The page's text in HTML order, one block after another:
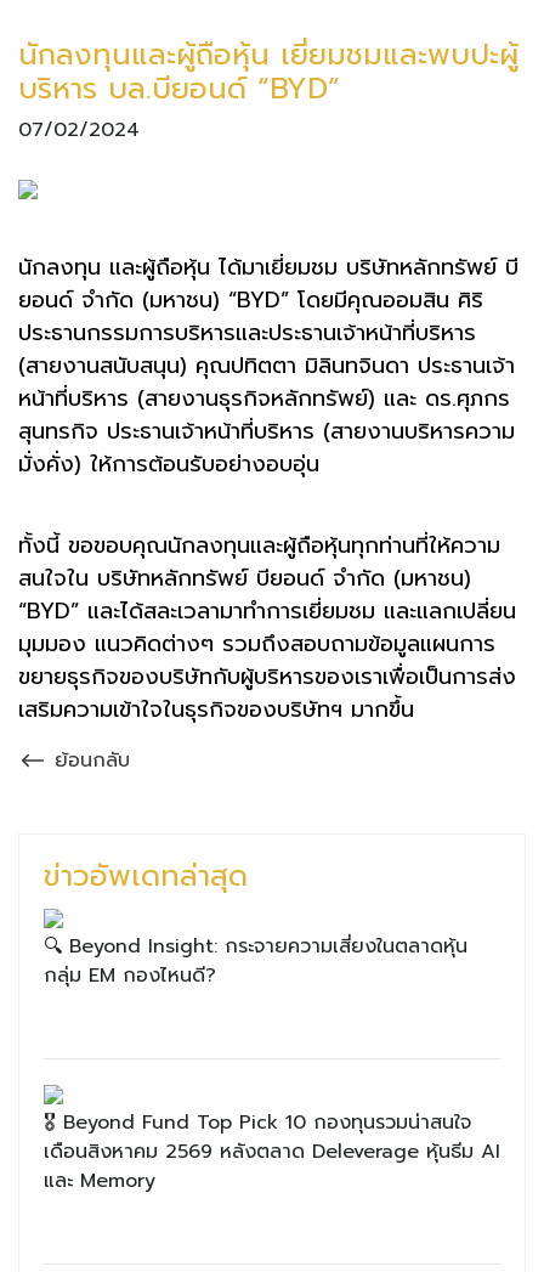
นักลงทุนและผู้ถือหุ้น เยี่ยมชมและพบปะผู้
บริหาร บล.บียอนด์ “BYD”
07/02/2024
นักลงทุน และผู้ถือหุ้น ได้มาเยี่ยมชม บริษัทหลักทรัพย์ บี
ยอนด์ จำกัด (มหาชน) “BYD” โดยมีคุณออมสิน ศิริ
ประธานกรรมการบริหารและประธานเจ้าหน้าที่บริหาร
(สายงานสนับสนุน) คุณปทิตตา มิลินทจินดา ประธานเจ้า
หน้าที่บริหาร (สายงานธุรกิจหลักทรัพย์) และ ดร.ศุภกร
สุนทรกิจ ประธานเจ้าหน้าที่บริหาร (สายงานบริหารความ
มั่งคั่ง) ให้การต้อนรับอย่างอบอุ่น
ทั้งนี้ ขอขอบคุณนักลงทุนและผู้ถือหุ้นทุกท่านที่ให้ความ
สนใจใน บริษัทหลักทรัพย์ บียอนด์ จำกัด (มหาชน)
“BYD” และได้สละเวลามาทำการเยี่ยมชม และแลกเปลี่ยน
มุมมอง แนวคิดต่างๆ รวมถึงสอบถามข้อมูลแผนการ
ขยายธุรกิจของบริษัทกับผู้บริหารของเราเพื่อเป็นการส่ง
เสริมความเข้าใจในธุรกิจของบริษัทฯ มากขึ้น
ย้อนกลับ
ข่าวอัพเดทล่าสุด
🔍 Beyond Insight: กระจายความเสี่ยงในตลาดหุ้น
กลุ่ม EM กองไหนดี?
🎖 Beyond Fund Top Pick 10 กองทุนรวมน่าสนใจ
เดือนสิงหาคม 2569 หลังตลาด Deleverage หุ้นธีม AI
และ Memory